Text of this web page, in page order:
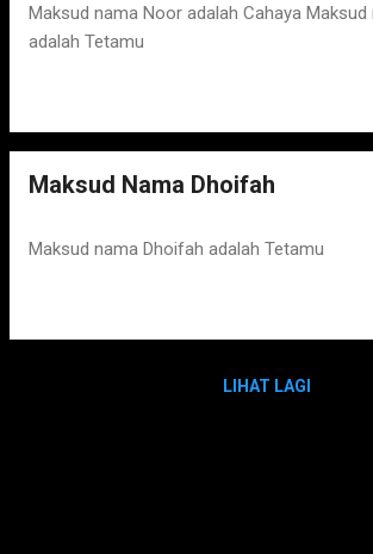
Maksud nama Noor adalah Cahaya
adalah Tetamu
Maksud Nama Dhoifah
Maksud nama Dhoifah adalah Tetamu
LIHAT LAGI